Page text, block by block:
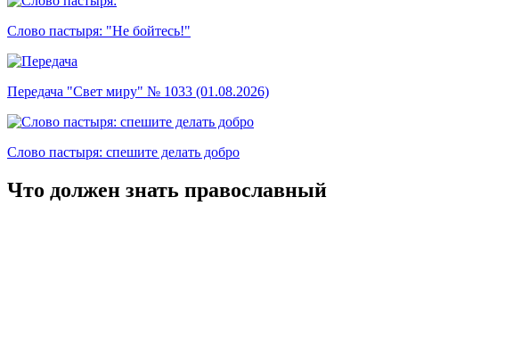
Слово пастыря: "Не бойтесь!"
Передача "Свет миру" № 1033 (01.08.2026)
Слово пастыря: спешите делать добро
Что должен знать православный